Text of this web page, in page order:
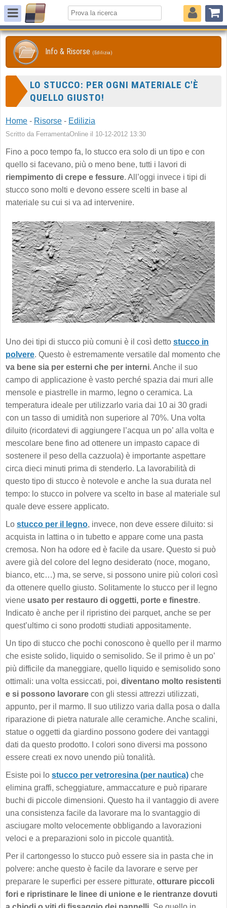
Info & Risorse (Edilizia)
LO STUCCO: PER OGNI MATERIALE C'È
QUELLO GIUSTO!
Home - Risorse - Edilizia
Scritto da FerramentaOnline il 10-12-2012 13:30
Fino a poco tempo fa, lo stucco era solo di un tipo e con
quello si facevano, più o meno bene, tutti i lavori di
riempimento di crepe e fessure. All’oggi invece i tipi di
stucco sono molti e devono essere scelti in base al
materiale su cui si va ad intervenire.
Uno dei tipi di stucco più comuni è il così detto stucco in
polvere. Questo è estremamente versatile dal momento che
va bene sia per esterni che per interni. Anche il suo
campo di applicazione è vasto perché spazia dai muri alle
mensole e piastrelle in marmo, legno o ceramica. La
temperatura ideale per utilizzarlo varia dai 10 ai 30 gradi
con un tasso di umidità non superiore al 70%. Una volta
diluito (ricordatevi di aggiungere l’acqua un po’ alla volta e
mescolare bene fino ad ottenere un impasto capace di
sostenere il peso della cazzuola) è importante aspettare
circa dieci minuti prima di stenderlo. La lavorabilità di
questo tipo di stucco è notevole e anche la sua durata nel
tempo: lo stucco in polvere va scelto in base al materiale sul
quale deve essere applicato.
Lo stucco per il legno, invece, non deve essere diluito: si
acquista in lattina o in tubetto e appare come una pasta
cremosa. Non ha odore ed è facile da usare. Questo si può
avere già del colore del legno desiderato (noce, mogano,
bianco, etc…) ma, se serve, si possono unire più colori così
da ottenere quello giusto. Solitamente lo stucco per il legno
viene usato per restauro di oggetti, porte e finestre.
Indicato è anche per il ripristino dei parquet, anche se per
quest’ultimo ci sono prodotti studiati appositamente.
Un tipo di stucco che pochi conoscono è quello per il marmo
che esiste solido, liquido o semisolido. Se il primo è un po’
più difficile da maneggiare, quello liquido e semisolido sono
ottimali: una volta essiccati, poi, diventano molto resistenti
e si possono lavorare con gli stessi attrezzi utilizzati,
appunto, per il marmo. Il suo utilizzo varia dalla posa o dalla
riparazione di pietra naturale alle ceramiche. Anche scalini,
statue o oggetti da giardino possono godere dei vantaggi
dati da questo prodotto. I colori sono diversi ma possono
essere creati ex novo unendo più tonalità.
Esiste poi lo stucco per vetroresina (per nautica) che
elimina graffi, scheggiature, ammaccature e può riparare
buchi di piccole dimensioni. Questo ha il vantaggio di avere
una consistenza facile da lavorare ma lo svantaggio di
asciugare molto velocemente obbligando a lavorazioni
veloci e a preparazioni solo in piccole quantità.
Per il cartongesso lo stucco può essere sia in pasta che in
polvere: anche questo è facile da lavorare e serve per
preparare le superfici per essere pitturate, otturare piccoli
fori e ripristinare le linee di unione e le rientranze dovuti